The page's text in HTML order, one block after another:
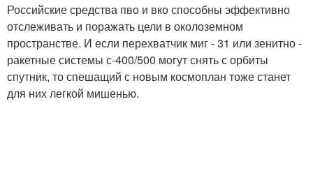
Российские средства пво и вко способны эффективно
отслеживать и поражать цели в околоземном
пространстве. И если перехватчик миг - 31 или зенитно -
ракетные системы с-400/500 могут снять с орбиты
спутник, то спешащий с новым космоплан тоже станет
для них легкой мишенью.